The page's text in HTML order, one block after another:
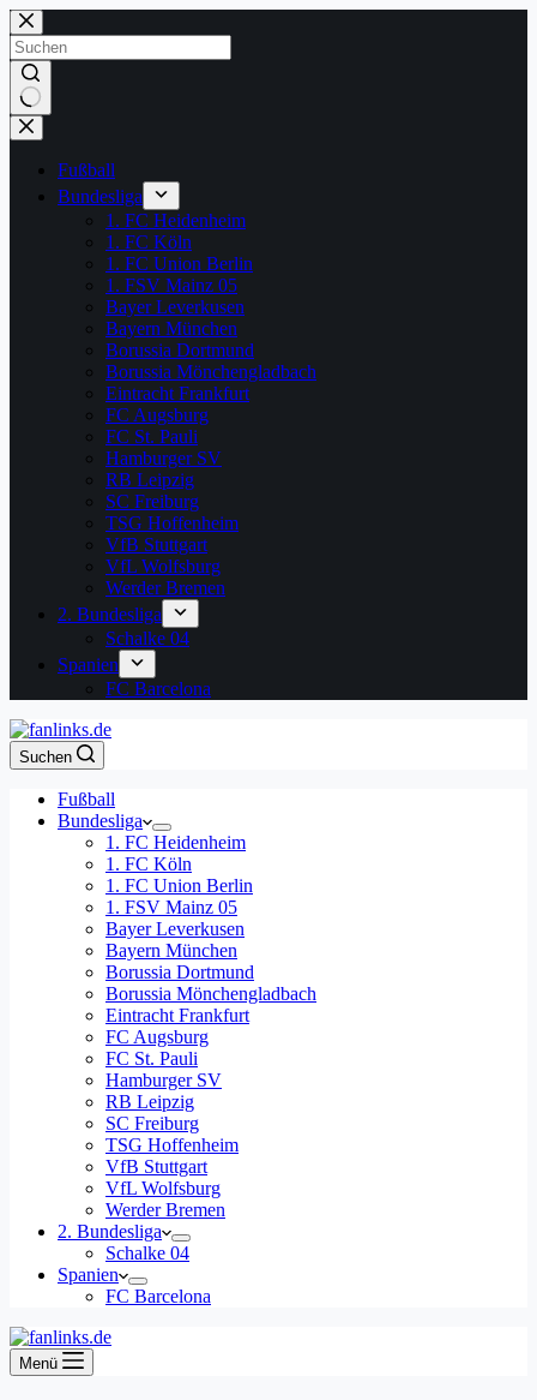
Zum
Inhalt
springen
Keine
Ergebnisse
Fußball
Bundesliga
1. FC Heidenheim
1. FC Köln
1. FC Union Berlin
1. FSV Mainz 05
Bayer Leverkusen
Bayern München
Borussia Dortmund
Borussia Mönchengladbach
Eintracht Frankfurt
FC Augsburg
FC St. Pauli
Hamburger SV
RB Leipzig
SC Freiburg
TSG Hoffenheim
VfB Stuttgart
VfL Wolfsburg
Werder Bremen
2. Bundesliga
Schalke 04
Spanien
FC Barcelona
Suchen
Fußball
Bundesliga
1. FC Heidenheim
1. FC Köln
1. FC Union Berlin
1. FSV Mainz 05
Bayer Leverkusen
Bayern München
Borussia Dortmund
Borussia Mönchengladbach
Eintracht Frankfurt
FC Augsburg
FC St. Pauli
Hamburger SV
RB Leipzig
SC Freiburg
TSG Hoffenheim
VfB Stuttgart
VfL Wolfsburg
Werder Bremen
2. Bundesliga
Schalke 04
Spanien
FC Barcelona
Menü